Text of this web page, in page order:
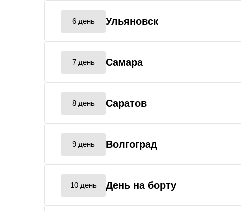
6 день Ульяновск
7 день Самара
8 день Саратов
9 день Волгоград
10 день День на борту